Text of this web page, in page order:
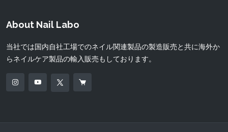
About Nail Labo
当社では国内自社工場でのネイル関連製品の製造販売と共に海外か
らネイルケア製品の輸入販売もしております。